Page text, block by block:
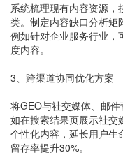
系统梳理现有内容资源
类。制定内容缺口分析矩
例如针对企业服务行业，
度内容。
3、跨渠道协同优化方案
将GEO与社交媒体、邮
如在搜索结果页展示社交
个性化内容，延长用户生
留存率提升30%。